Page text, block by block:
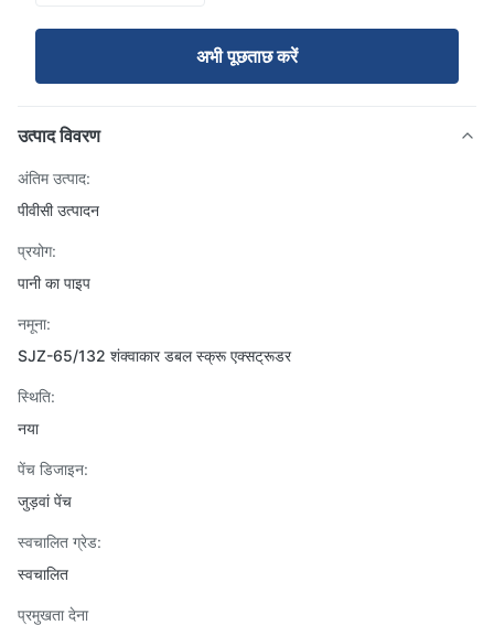
अभी पूछताछ करें
उत्पाद विवरण
अंतिम उत्पाद:
पीवीसी उत्पादन
प्रयोग:
पानी का पाइप
नमूना:
SJZ-65/132 शंक्वाकार डबल स्क्रू एक्सट्रूडर
स्थिति:
नया
पेंच डिजाइन:
जुड़वां पेंच
स्वचालित ग्रेड:
स्वचालित
प्रमुखता देना